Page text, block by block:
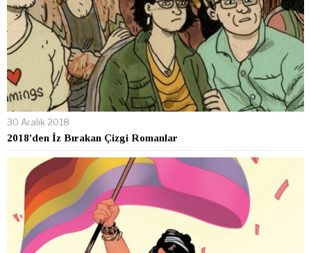
30 Aralık 2018
2018’den İz Bırakan Çizgi Romanlar